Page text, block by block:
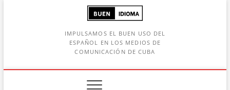
IMPULSAMOS EL BUEN USO DEL
ESPAÑOL EN LOS MEDIOS DE
COMUNICACIÓN DE CUBA